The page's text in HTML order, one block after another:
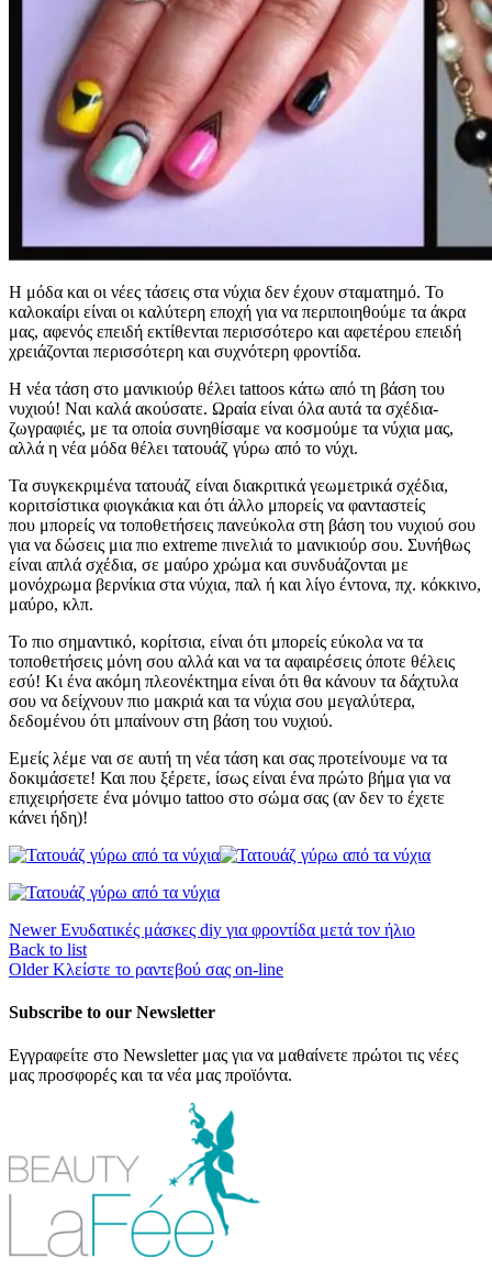
H μόδα και οι νέες τάσεις στα νύχια δεν έχουν σταματημό. Το
καλοκαίρι είναι οι καλύτερη εποχή για να περιποιηθούμε τα άκρα
μας, αφενός επειδή εκτίθενται περισσότερο και αφετέρου επειδή
χρειάζονται περισσότερη και συχνότερη φροντίδα.
Η νέα τάση στο μανικιούρ θέλει tattoos κάτω από τη βάση του
νυχιού! Ναι καλά ακούσατε. Ωραία είναι όλα αυτά τα σχέδια-
ζωγραφιές, με τα οποία συνηθίσαμε να κοσμούμε τα νύχια μας,
αλλά η νέα μόδα θέλει τατουάζ γύρω από το νύχι.
Τα συγκεκριμένα τατουάζ είναι διακριτικά γεωμετρικά σχέδια,
κοριτσίστικα φιογκάκια και ότι άλλο μπορείς να φανταστείς
που μπορείς να τοποθετήσεις πανεύκολα στη βάση του νυχιού σου
για να δώσεις μια πιο extreme πινελιά το μανικιούρ σου. Συνήθως
είναι απλά σχέδια, σε μαύρο χρώμα και συνδυάζονται με
μονόχρωμα βερνίκια στα νύχια, παλ ή και λίγο έντονα, πχ. κόκκινο,
μαύρο, κλπ.
Το πιο σημαντικό, κορίτσια, είναι ότι μπορείς εύκολα να τα
τοποθετήσεις μόνη σου αλλά και να τα αφαιρέσεις όποτε θέλεις
εσύ! Κι ένα ακόμη πλεονέκτημα είναι ότι θα κάνουν τα δάχτυλα
σου να δείχνουν πιο μακριά και τα νύχια σου μεγαλύτερα,
δεδομένου ότι μπαίνουν στη βάση του νυχιού.
Εμείς λέμε ναι σε αυτή τη νέα τάση και σας προτείνουμε να τα
δοκιμάσετε! Και που ξέρετε, ίσως είναι ένα πρώτο βήμα για να
επιχειρήσετε ένα μόνιμο tattoo στο σώμα σας (αν δεν το έχετε
κάνει ήδη)!
Newer Ενυδατικές μάσκες diy για φροντίδα μετά τον ήλιο
Back to list
Older Κλείστε το ραντεβού σας on-line
Subscribe to our Newsletter
Εγγραφείτε στο Newsletter μας για να μαθαίνετε πρώτοι τις νέες
μας προσφορές και τα νέα μας προϊόντα.